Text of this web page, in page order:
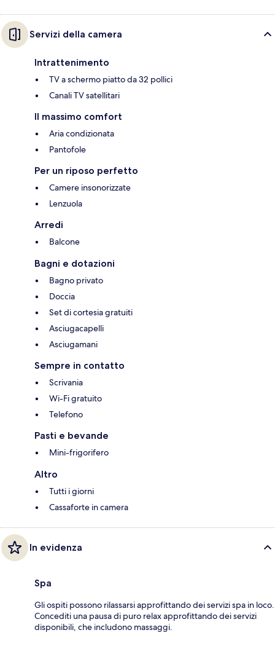
Servizi della camera
Intrattenimento
TV a schermo piatto da 32 pollici
Canali TV satellitari
Il massimo comfort
Aria condizionata
Pantofole
Per un riposo perfetto
Camere insonorizzate
Lenzuola
Arredi
Balcone
Bagni e dotazioni
Bagno privato
Doccia
Set di cortesia gratuiti
Asciugacapelli
Asciugamani
Sempre in contatto
Scrivania
Wi-Fi gratuito
Telefono
Pasti e bevande
Mini-frigorifero
Altro
Tutti i giorni
Cassaforte in camera
In evidenza
Spa
Gli ospiti possono rilassarsi approfittando dei servizi spa in loco.
Concediti una pausa di puro relax approfittando dei servizi
disponibili, che includono massaggi.